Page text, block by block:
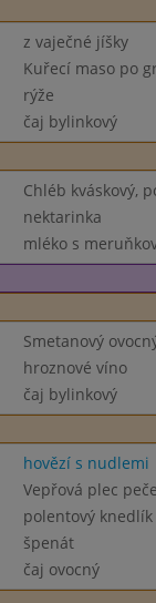
z vaječné jíšky
Kuřecí maso po
rýže
čaj bylinkový
Chléb kváskový,
nektarinka
mléko s
Smetanový
hroznové víno
čaj bylinkový
hovězí s nudlemi
Vepřová plec
polentový knedlík
špenát
čaj ovocný